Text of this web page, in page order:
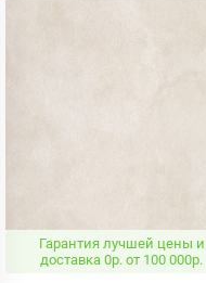
Гарантия лучшей цены и
доставка 0р. от 100 000р.